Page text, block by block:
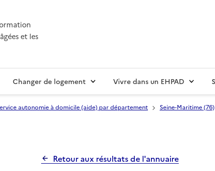
et les
Changer de logement Vivre dans un EHPAD
autonomie à domicile (aide) par département Seine-Maritime (76)
Retour aux résultats de l'annuaire